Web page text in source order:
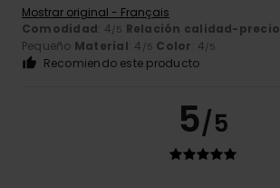
Mostrar original - Français
Comodidad: 4/5 Relación calidad-precio
Pequeño Material: 4 /5 Color: 4/5
Recomiendo este producto
5/5